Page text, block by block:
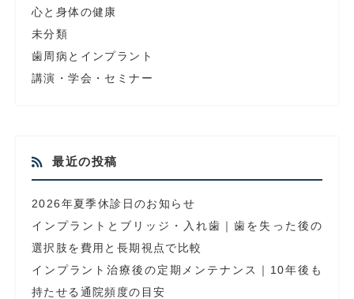
心と身体の健康
未分類
歯周病とインプラント
講演・学会・セミナー
最近の投稿
2026年夏季休診日のお知らせ
インプラントとブリッジ・入れ歯｜歯を失った後の
選択肢を費用と長期視点で比較
インプラント治療後の定期メンテナンス｜10年後も
持たせる通院頻度の目安